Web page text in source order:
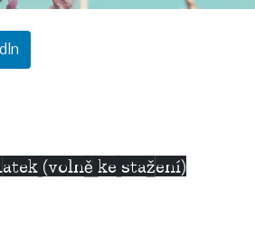
(volně ke stažení)